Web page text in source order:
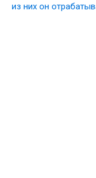
из них он